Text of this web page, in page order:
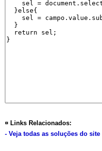
¤ Links Relacionados:
- Veja todas as soluções do site